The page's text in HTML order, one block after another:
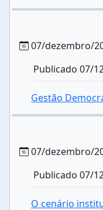
07/dezembro/
Publicado 07/
Gestão
07/dezembro/
Publicado 07/
O cenário